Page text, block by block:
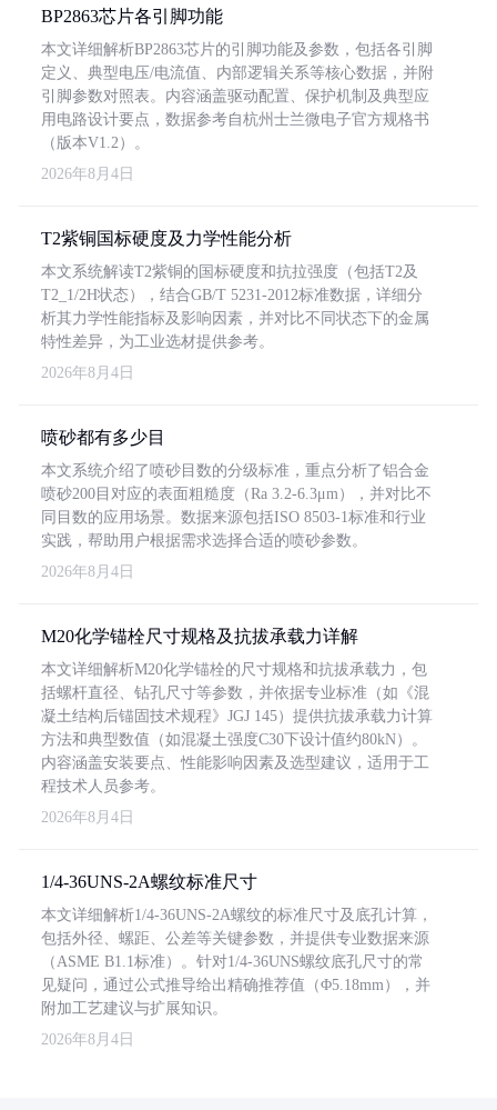
BP2863芯片各引脚功能
本文详细解析BP2863芯片的引脚功能及参数，包括各引脚
定义、典型电压/电流值、内部逻辑关系等核心数据，并附
引脚参数对照表。内容涵盖驱动配置、保护机制及典型应
用电路设计要点，数据参考自杭州士兰微电子官方规格书
（版本V1.2）。
2026年8月4日
T2紫铜国标硬度及力学性能分析
本文系统解读T2紫铜的国标硬度和抗拉强度（包括T2及
T2_1/2H状态），结合GB/T 5231-2012标准数据，详细分
析其力学性能指标及影响因素，并对比不同状态下的金属
特性差异，为工业选材提供参考。
2026年8月4日
喷砂都有多少目
本文系统介绍了喷砂目数的分级标准，重点分析了铝合金
喷砂200目对应的表面粗糙度（Ra 3.2-6.3μm），并对比不
同目数的应用场景。数据来源包括ISO 8503-1标准和行业
实践，帮助用户根据需求选择合适的喷砂参数。
2026年8月4日
M20化学锚栓尺寸规格及抗拔承载力详解
本文详细解析M20化学锚栓的尺寸规格和抗拔承载力，包
括螺杆直径、钻孔尺寸等参数，并依据专业标准（如《混
凝土结构后锚固技术规程》JGJ 145）提供抗拔承载力计算
方法和典型数值（如混凝土强度C30下设计值约80kN）。
内容涵盖安装要点、性能影响因素及选型建议，适用于工
程技术人员参考。
2026年8月4日
1/4-36UNS-2A螺纹标准尺寸
本文详细解析1/4-36UNS-2A螺纹的标准尺寸及底孔计算，
包括外径、螺距、公差等关键参数，并提供专业数据来源
（ASME B1.1标准）。针对1/4-36UNS螺纹底孔尺寸的常
见疑问，通过公式推导给出精确推荐值（Φ5.18mm），并
附加工艺建议与扩展知识。
2026年8月4日